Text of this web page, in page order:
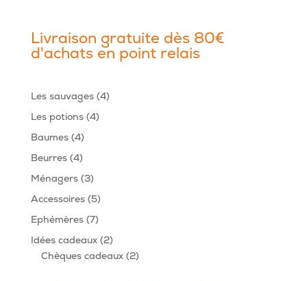
Livraison gratuite dès 80€
d'achats en point relais
Les sauvages 44
Les potions 44
Baumes 44
produits
Beurres 44
produits
Ménagers 33
produits
Accessoires 55
produits
Ephémères 77
produits
Idées cadeaux 22
produits
Chèques cadeaux 22